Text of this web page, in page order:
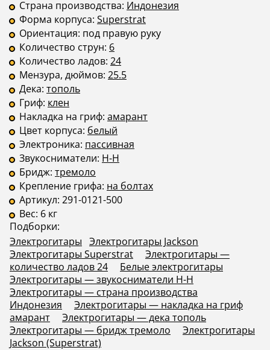
Страна производства: Индонезия
Форма корпуса: Superstrat
Ориентация: под правую руку
Количество струн: 6
Количество ладов: 24
Мензура, дюймов: 25.5
Дека: тополь
Гриф: клен
Накладка на гриф: амарант
Цвет корпуса: белый
Электроника: пассивная
Звукосниматели: H-H
Бридж: тремоло
Крепление грифа: на болтах
Артикул: 291-0121-500
Вес: 6 кг
Подборки:
Электрогитары Электрогитары Jackson
Электрогитары Superstrat
Электрогитары —
количество ладов 24
Белые электрогитары
Электрогитары — звукосниматели H-H
Электрогитары — страна производства
Индонезия
Электрогитары — накладка на гриф
амарант
Электрогитары — дека тополь
Электрогитары — бридж тремоло
Электрогитары
Jackson (Superstrat)